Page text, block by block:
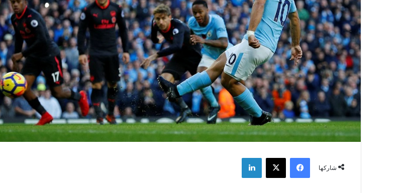
شاركها
فيسبوك ‫X لينكدإن